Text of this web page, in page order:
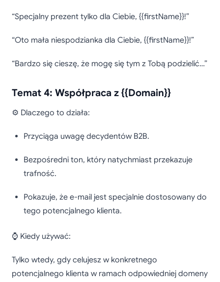
“Specjalny prezent tylko dla Ciebie, {{firstName}}!”
“Oto mała niespodzianka dla Ciebie, {{firstName}}!”
“Bardzo się cieszę, że mogę się tym z Tobą podzielić…”
Temat 4: Współpraca z {{Domain}}
⚙️ Dlaczego to działa:
Przyciąga uwagę decydentów B2B.
Bezpośredni ton, który natychmiast przekazuje
trafność.
Pokazuje, że e-mail jest specjalnie dostosowany do
tego potencjalnego klienta.
⌚ Kiedy używać:
Tylko wtedy, gdy celujesz w konkretnego
potencjalnego klienta w ramach odpowiedniej domeny